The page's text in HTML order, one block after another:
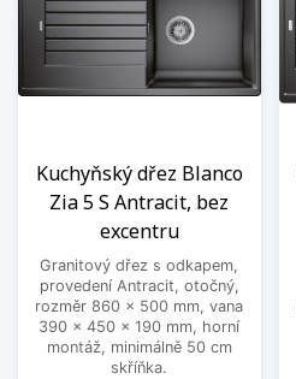
Kuchyňský dřez Blanco
Zia 5 S Antracit, bez
excentru
Granitový dřez s odkapem,
provedení Antracit, otočný,
rozměr 860 x 500 mm, vana
390 x 450 x 190 mm, horní
montáž, minimálně 50 cm
skříňka.